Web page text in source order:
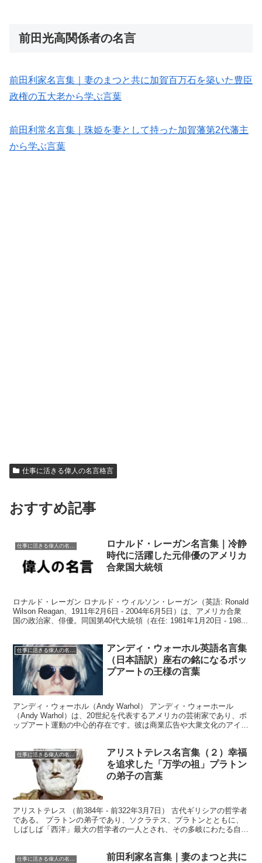
前田光高関係者の名言
前田利家名言集｜妻のまつと共に加賀百万石を築いた豊臣
政権の五大老から学ぶ言葉
前田利常名言集｜珠姫を妻として持った加賀藩第2代藩主
から学ぶ言葉
仕事に活きる偉人の名言格言
おすすめ記事
仕事に活きる偉人の名言格言
ロナルド・レーガン名言集｜冷静
時代に活躍した元俳優のアメリカ
合衆国大統領
ロナルド・レーガン ロナルド・ウィルソン・レーガン（英語: Ronald
Wilson Reagan、1911年2月6日 - 2004年6月5日）は、アメリカ合衆
国の政治家、俳優。同国第40代大統領（在任: 1981年1月20日 - 198...
仕事に活きる偉人の名言格言
アンディ・ウォーホル英語名言集
（日本語訳）座右の銘になるポッ
プアートの王様の言葉
アンディ・ウォーホル（Andy Warhol） アンディ・ウォーホール
（Andy Warhol）は、20世紀を代表するアメリカの芸術家であり、ポ
ップアート運動の中心的存在です。彼は商業広告や大衆文化のアイコ
仕事に活きる偉人の名言格言
アリストテレス名言集（２）幸福
を追求した「万学の祖」プラトン
の弟子の言葉
アリストテレス （前384年 - 前322年3月7日） 古代ギリシアの哲学者
である。 プラトンの弟子であり、ソクラテス、プラトンとともに、
しばしば「西洋」最大の哲学者の一人とされ、その多岐にわたる自然
仕事に活きる偉人の名言格言
前田利家名言集｜妻のまつと共に